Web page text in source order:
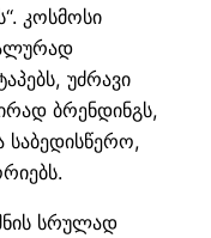
კოსმოსი
უძრავი
ბრენდინგს,
საბედისწერო,
სრულად